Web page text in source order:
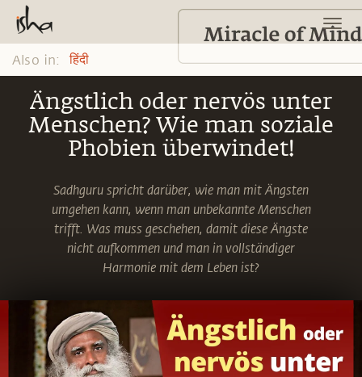
Also in: हिंदी
Ängstlich oder nervös unter
Menschen? Wie man soziale
Phobien überwindet!
Sadhguru spricht darüber, wie man mit Ängsten
umgehen kann, wenn man unbekannte Menschen
trifft. Was muss geschehen, damit diese Ängste
nicht aufkommen und man in vollständiger
Harmonie mit dem Leben ist?